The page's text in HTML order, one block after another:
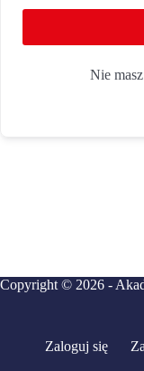
Nie
Copyright © 2026 -
Zaloguj się